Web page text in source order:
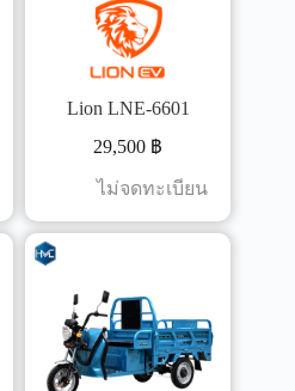
Lion LNE-6601
29,500 ฿
ไม่จดทะเบียน